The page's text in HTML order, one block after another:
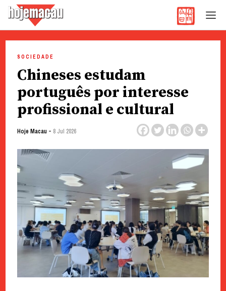
content
SOCIEDADE
Chineses estudam
português por interesse
profissional e cultural
Hoje Macau - 8 Jul 2026